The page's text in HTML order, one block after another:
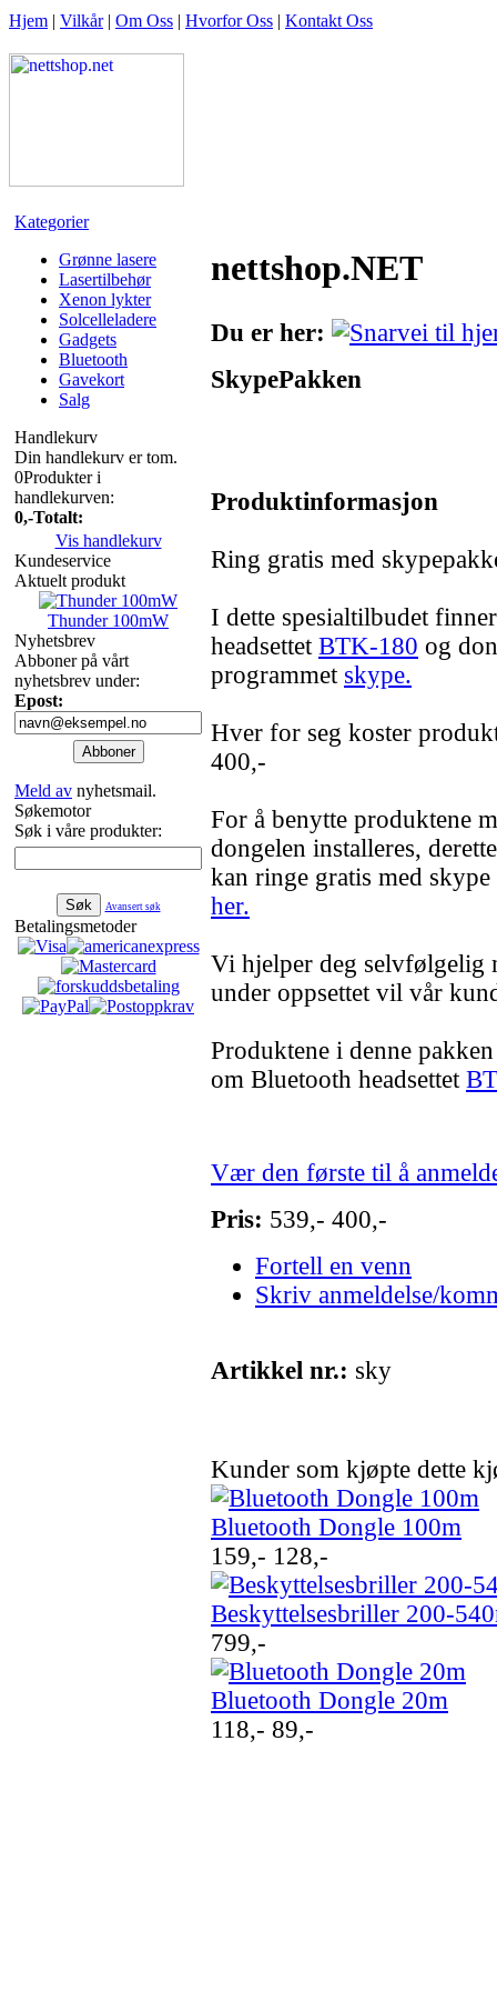
Hjem | Vilkår | Om Oss | Hvorfor Oss | Kontakt Oss
Kategorier
Grønne lasere
Lasertilbehør
Xenon lykter
Solcelleladere
Gadgets
Bluetooth
Gavekort
Salg
Handlekurv
Din handlekurv er tom.
0Produkter i
handlekurven:
0,-Totalt:
Vis handlekurv
Kundeservice
Aktuelt produkt
Thunder 100mW
Nyhetsbrev
Abboner på vårt
nyhetsbrev under:
Epost:
Meld av nyhetsmail.
Søkemotor
Søk i våre produkter:
Avansert søk
Betalingsmetoder
nettshop.NET
Du er her:
SkypePakken
Produktinformasjon
Ring gratis med
I dette spesialtilbudet
headsettet BTK-180 og
programmet skype.
Hver for seg koster
400,-
For å benytte produktene
dongelen installeres,
kan ringe gratis med
her.
Vi hjelper deg selvfølgelig
under oppsettet vil vår
Produktene i denne
om Bluetooth headsettet
Vær den første til å
Pris: 539,- 400,-
Fortell en venn
Skriv anmeldelse/
Artikkel nr.: sky
Kunder som kjøpte dette
Bluetooth Dongle 100m
159,- 128,-
Beskyttelsesbriller 200-
799,-
Bluetooth Dongle 20m
118,- 89,-